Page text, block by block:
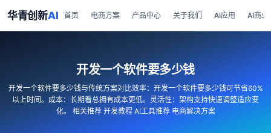
华青创新AI 首页 电商方案 产品中心 关于我们 AI应用 AI商业
开发一个软件要多少钱
开发一个软件要多少钱与传统方案对比效率：开发一个软件要多少钱可节省60%
以上时间。成本：长期看总拥有成本更低。灵活性：架构支持快速调整适应变
化。 相关推荐 开发教程 AI工具推荐 电商解决方案